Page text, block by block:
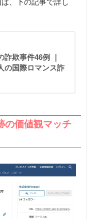
欺事件46例 ｜
の国際ロマンス詐
の価値観マッチ